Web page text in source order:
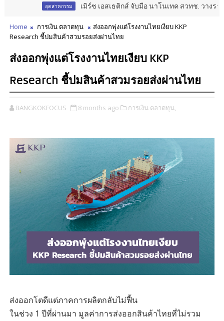
อุตสาหกรรม เมิร์ซ เอสเธติกส์ จับมือ นาโนเทค สวทช. วางรากฐาน
Home การเงิน ตลาดทุน
ส่งออกพุ่งแต่โรงงานไทยเงียบ KKP
Research ชี้ปมสินค้าสวมรอยส่งผ่านไทย
ส่งออกพุ่งแต่โรงงานไทยเงียบ KKP
Research ชี้ปมสินค้าสวมรอยส่งผ่านไทย
BANGKOKFOCUS 8 months ago การเงิน ตลาดทุน,
ส่งออกโตดีแต่ภาคการผลิตกลับไม่ฟื้น
ในช่วง 1 ปีที่ผ่านมา มูลค่าการส่งออกสินค้าไทยที่ไม่รวม